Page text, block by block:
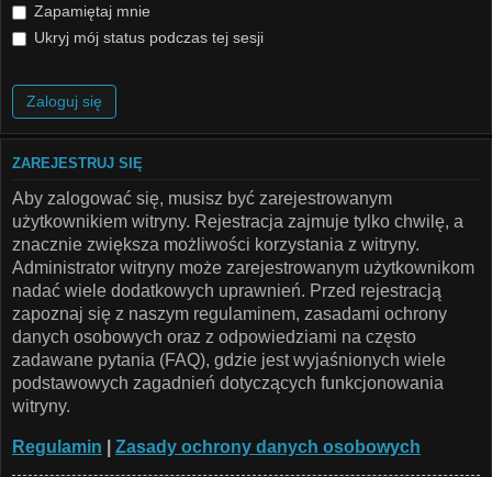
Zapamiętaj mnie
Ukryj mój status podczas tej sesji
ZAREJESTRUJ SIĘ
Aby zalogować się, musisz być zarejestrowanym
użytkownikiem witryny. Rejestracja zajmuje tylko chwilę, a
znacznie zwiększa możliwości korzystania z witryny.
Administrator witryny może zarejestrowanym użytkownikom
nadać wiele dodatkowych uprawnień. Przed rejestracją
zapoznaj się z naszym regulaminem, zasadami ochrony
danych osobowych oraz z odpowiedziami na często
zadawane pytania (FAQ), gdzie jest wyjaśnionych wiele
podstawowych zagadnień dotyczących funkcjonowania
witryny.
Regulamin Zasady ochrony danych osobowych